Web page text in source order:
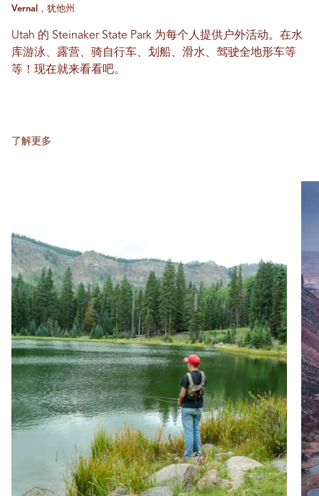
Vernal，犹他州
Utah 的 Steinaker State Park 为每个人提供户外活动。在水
库游泳、露营、骑自行车、划船、滑水、驾驶全地形车等
等！现在就来看看吧。
了解更多